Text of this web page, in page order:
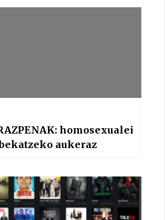
homosexualei
aukeraz